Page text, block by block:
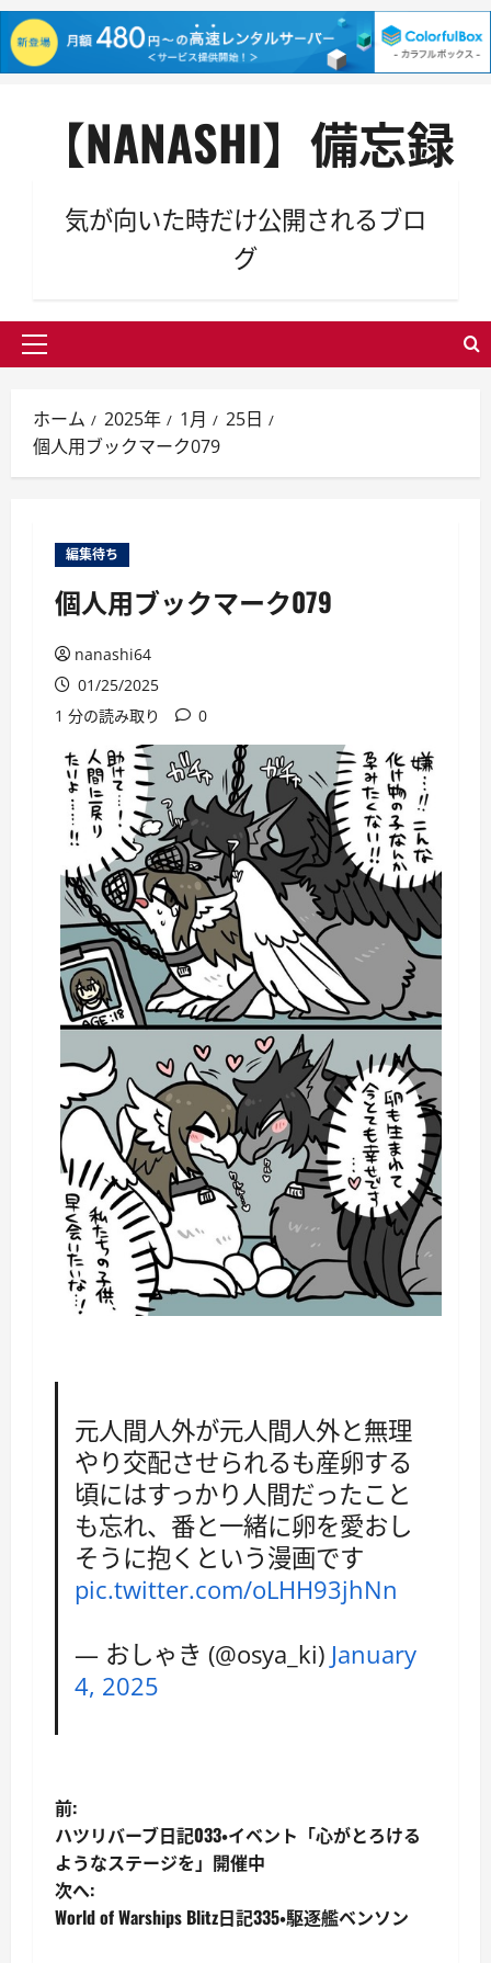
【NANASHI】備忘録
気が向いた時だけ公開されるブロ
グ
メ
ン
メ
ニ
ホーム 2025年 1月
25日
個人用ブックマーク079
編集待ち
個人用ブックマーク079
nanashi64
01/25/2025
1 分の読み取り
0
元人間人外が元人間人外と無理
やり交配させられるも産卵する
頃にはすっかり人間だったこと
も忘れ、番と一緒に卵を愛おし
そうに抱くという漫画です
pic.twitter.com/oLHH93jhNn
— おしゃき (@osya_ki) January
4, 2025
投
稿
ナ
前:
ハツリバーブ日記033・イベント「心がとろける
ようなステージを」開催中
次へ:
World of Warships Blitz日記335・駆逐艦ベンソン